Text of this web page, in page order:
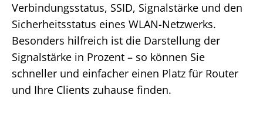
Verbindungsstatus, SSID, Signalstärke und den
Sicherheitsstatus eines WLAN-Netzwerks.
Besonders hilfreich ist die Darstellung der
Signalstärke in Prozent – so können Sie
schneller und einfacher einen Platz für Router
und Ihre Clients zuhause finden.